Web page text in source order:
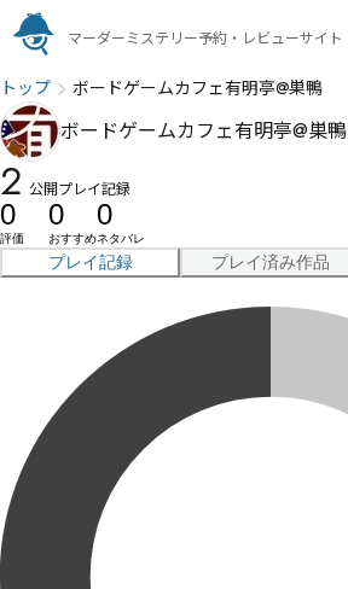
マーダーミステリー予約・レビューサイト
トップ ボードゲームカフェ有明亭@巣鴨
ボードゲームカフェ有明亭@巣鴨
2 公開プレイ記録
0
評価
0
おすすめ
0
ネタバレ
プレイ記録 プレイ済み作品